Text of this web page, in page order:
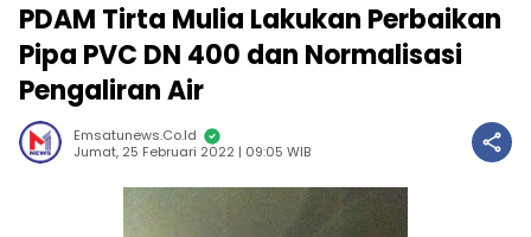
PDAM Tirta Mulia Lakukan Perbaikan
Pipa PVC DN 400 dan Normalisasi
Pengaliran Air
Emsatunews.co.id
Jumat, 25 Februari 2022 | 09:05 WIB